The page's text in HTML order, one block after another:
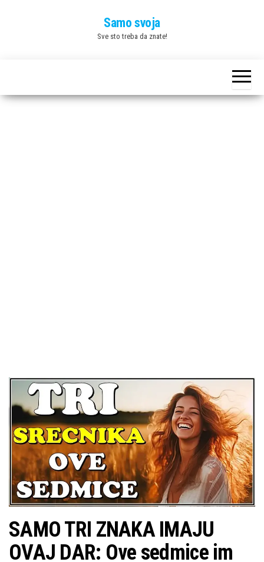
Samo svoja
Sve sto treba da znate!
SAMO TRI ZNAKA IMAJU
OVAJ DAR: Ove sedmice im